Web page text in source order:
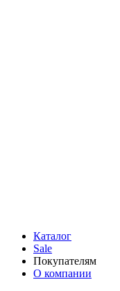
Каталог
Sale
Покупателям
О компании